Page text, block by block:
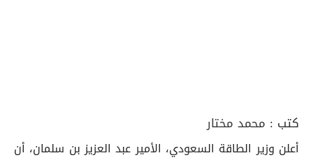
كتب : محمد مختار
أعلن وزير الطاقة السعودي، الأمير عبد العزيز بن سلمان، أن